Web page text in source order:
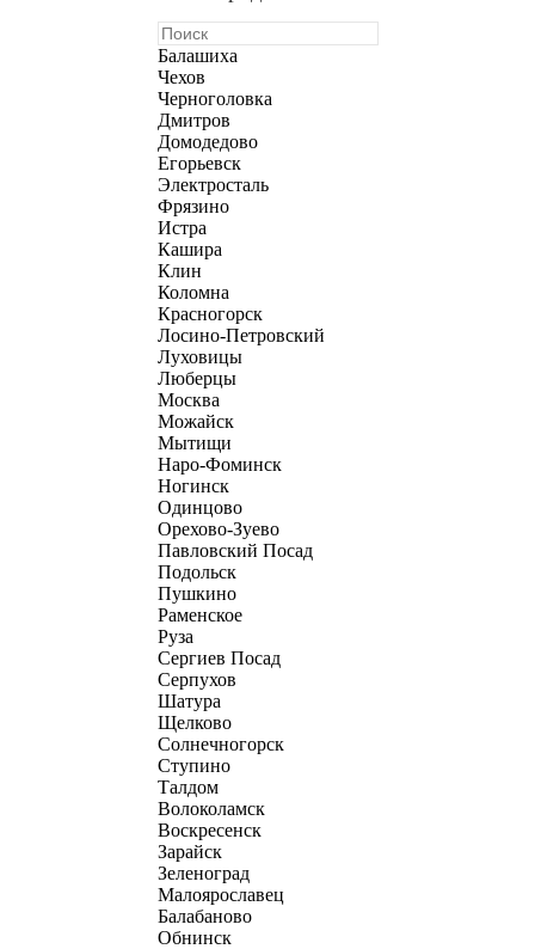
Балашиха
Чехов
Черноголовка
Дмитров
Домодедово
Егорьевск
Электросталь
Фрязино
Истра
Кашира
Клин
Коломна
Красногорск
Лосино-Петровский
Луховицы
Люберцы
Москва
Можайск
Мытищи
Наро-Фоминск
Ногинск
Одинцово
Орехово-Зуево
Павловский Посад
Подольск
Пушкино
Раменское
Руза
Сергиев Посад
Серпухов
Шатура
Щелково
Солнечногорск
Ступино
Талдом
Волоколамск
Воскресенск
Зарайск
Зеленоград
Малоярославец
Балабаново
Обнинск